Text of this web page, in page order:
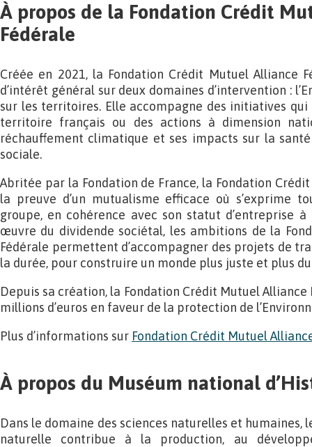
À propos de la Fondation Crédit
Fédérale
Créée en 2021, la Fondation Crédit Mutuel Alliance
d’intérêt général sur deux domaines d’intervention :
sur les territoires. Elle accompagne des initiatives qui
territoire français ou des actions à dimension
réchauffement climatique et ses impacts sur la
sociale.
Abritée par la Fondation de France, la Fondation
la preuve d’un mutualisme efficace où s’exprime
groupe, en cohérence avec son statut d’entreprise
œuvre du dividende sociétal, les ambitions de la
Fédérale permettent d’accompagner des projets de
la durée, pour construire un monde plus juste et plus
Depuis sa création, la Fondation Crédit Mutuel Alliance
millions d’euros en faveur de la protection de
Plus d’informations sur Fondation Crédit Mutuel
À propos du Muséum national
Dans le domaine des sciences naturelles et humaines,
naturelle contribue à la production, au